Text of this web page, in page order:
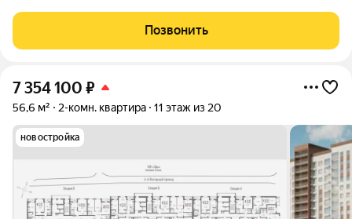
первый этаж и наличие крышной котельной, позволяющей
будущим жителям дома самим контролировать
Позвонить
7 354 100 ₽
56,6 м² 2-комн. квартира 11 этаж из 20
новостройка